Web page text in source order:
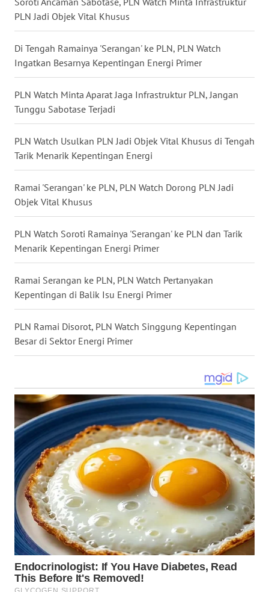
PLN Jadi Objek Vital Khusus
Di Tengah Ramainya 'Serangan' ke PLN, PLN Watch
Ingatkan Besarnya Kepentingan Energi Primer
PLN Watch Minta Aparat Jaga Infrastruktur PLN, Jangan
Tunggu Sabotase Terjadi
PLN Watch Usulkan PLN Jadi Objek Vital Khusus di Tengah
Tarik Menarik Kepentingan Energi
Ramai 'Serangan' ke PLN, PLN Watch Dorong PLN Jadi
Objek Vital Khusus
PLN Watch Soroti Ramainya 'Serangan' ke PLN dan Tarik
Menarik Kepentingan Energi Primer
Ramai Serangan ke PLN, PLN Watch Pertanyakan
Kepentingan di Balik Isu Energi Primer
PLN Ramai Disorot, PLN Watch Singgung Kepentingan
Besar di Sektor Energi Primer
WN
KALTARA
WN
KALSEL
WN
KALTIM
WN
SULSEL
WN
GORONTALO
WN
MALUKU
MALUT
DANAU
TOBA
WN
NIAS
WN
LANGKAT
WN
TAPANULI
SELATAN